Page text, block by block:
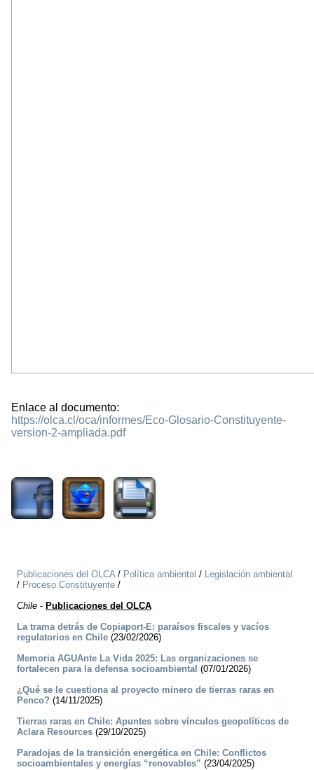
Enlace al documento:
https://olca.cl/oca/informes/Eco-Glosario-Constituyente-
version-2-ampliada.pdf
Publicaciones del OLCA/ Política ambiental / Legislación ambiental
/ Proceso Constituyente /
Chile - Publicaciones del OLCA
La trama detrás de Copiaport-E: paraísos fiscales y vacíos
regulatorios en Chile (23/02/2026)
Memoria AGUAnte La Vida 2025: Las organizaciones se
fortalecen para la defensa socioambiental (07/01/2026)
¿Qué se le cuestiona al proyecto minero de tierras raras en
Penco? (14/11/2025)
Tierras raras en Chile: Apuntes sobre vínculos geopolíticos de
Aclara Resources (29/10/2025)
Paradojas de la transición energética en Chile: Conflictos
socioambientales y energías “renovables” (23/04/2025)